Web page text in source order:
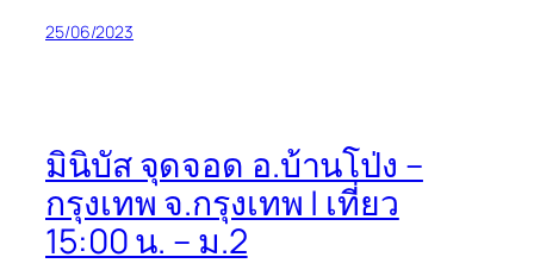
25/06/2023
มินิบัส จุดจอด อ.บ้านโป่ง –
กรุงเทพ จ.กรุงเทพ | เที่ยว
15:00 น. – ม.2